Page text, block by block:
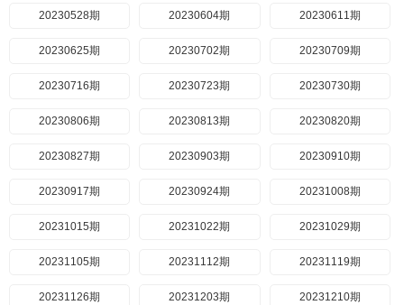
20230528期 20230604期 20230611期
20230625期 20230702期 20230709期
20230716期 20230723期 20230730期
20230806期 20230813期 20230820期
20230827期 20230903期 20230910期
20230917期 20230924期 20231008期
20231015期 20231022期 20231029期
20231105期 20231112期 20231119期
20231126期 20231203期 20231210期